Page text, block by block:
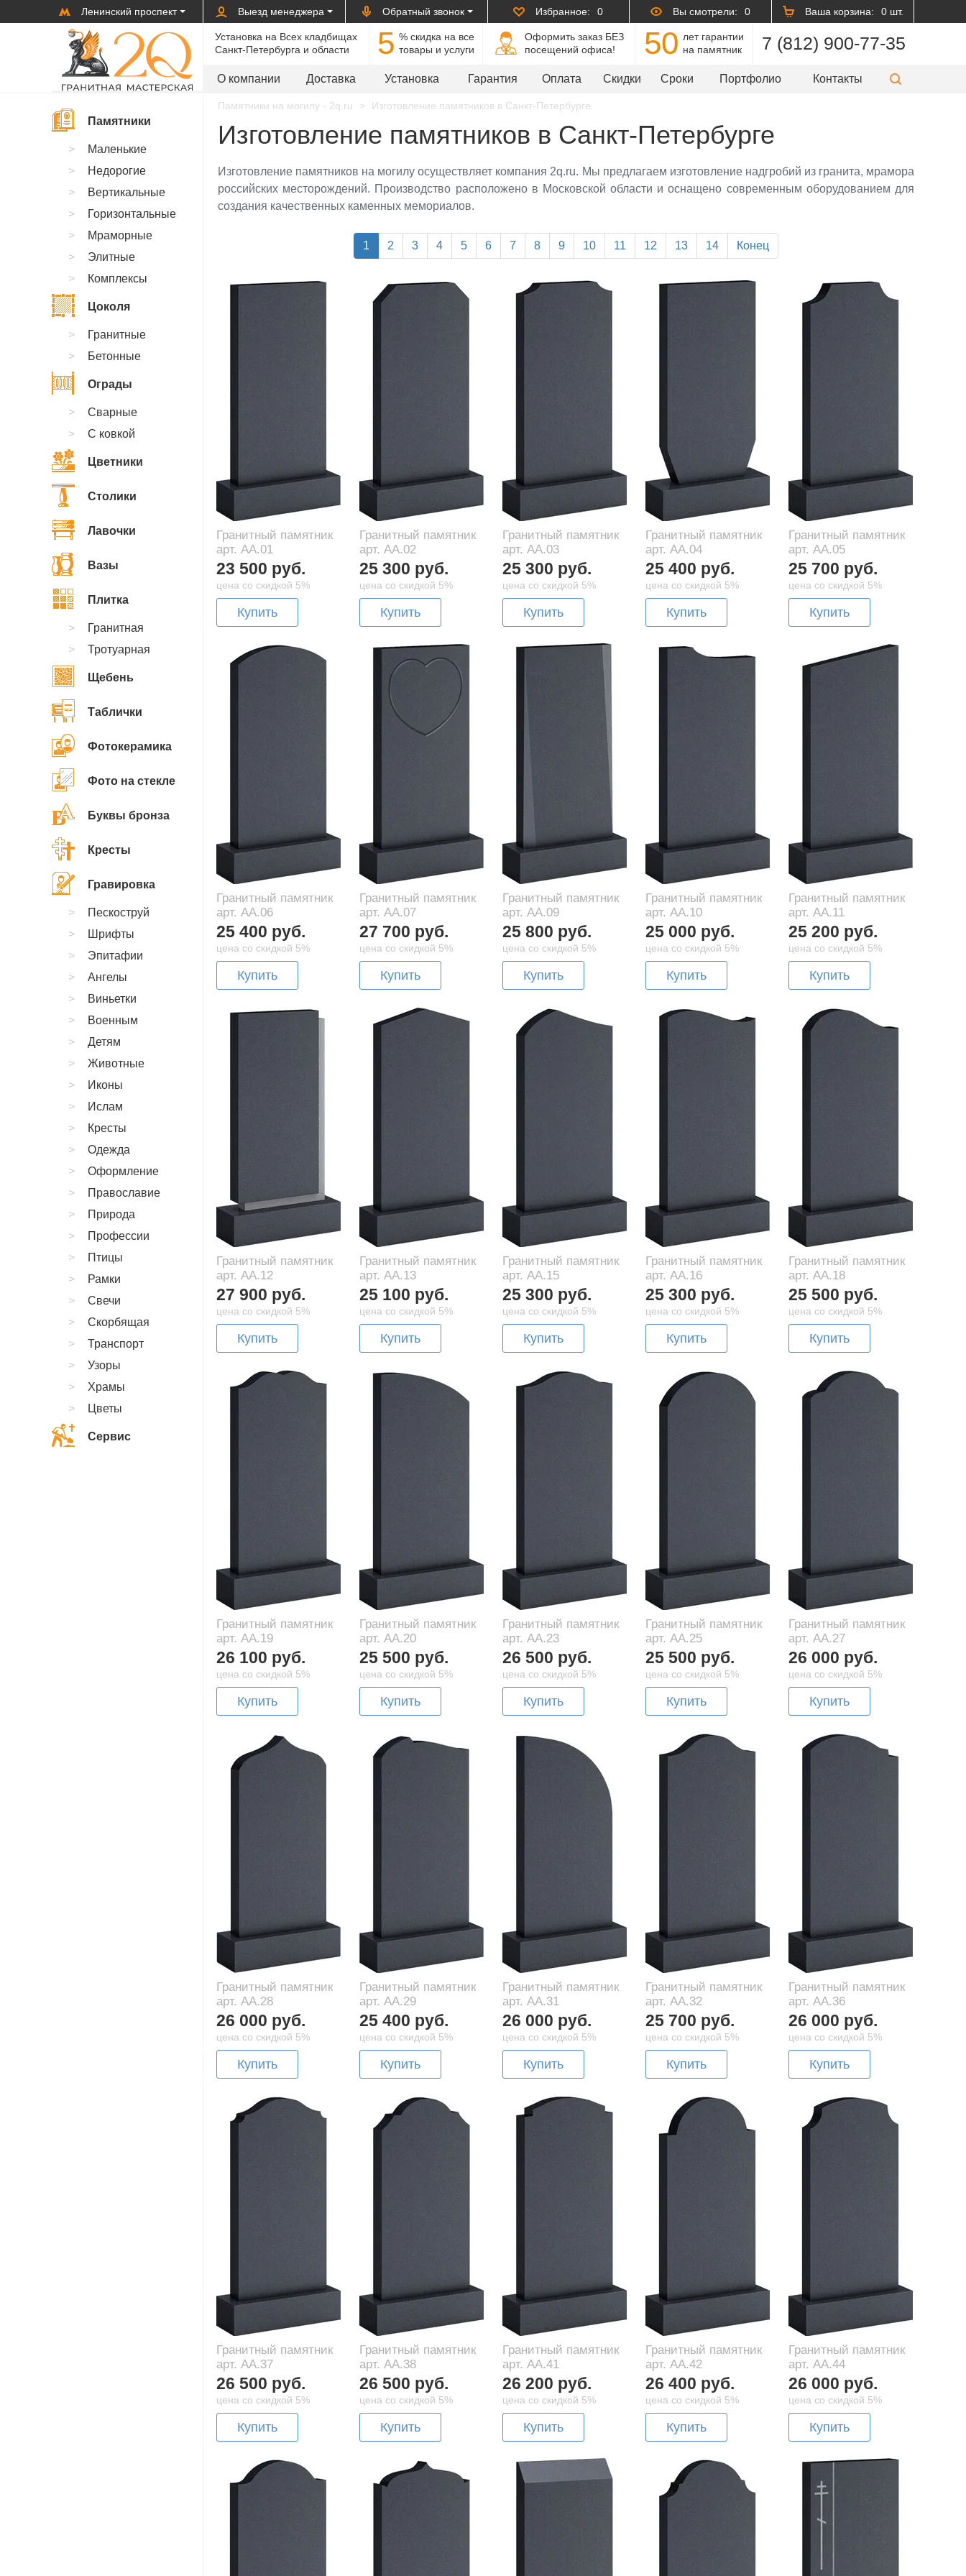
Ленинский проспект Выезд менеджера Обратный звонок Избранное: 0 Вы смотрели: 0 Ваша корзина: 0 шт.
Установка на Всех кладбищах
Санкт-Петербурга и области
5 % cкидка на все
товары и услуги
Оформить заказ БЕЗ
посещений офиса!
50 лет гарантии
на памятник
7 (812) 900-77-35
О компании Доставка Установка Гарантия Оплата Скидки Сроки Портфолио Контакты
Памятники на могилу - 2q.ru Изготовление памятников в Санкт-Петербурге
Изготовление памятников в Санкт-Петербурге
Изготовление памятников на могилу осуществляет компания 2q.ru. Мы предлагаем изготовление надгробий из гранита, мрамора
российских месторождений. Производство расположено в Московской области и оснащено современным оборудованием для
создания качественных каменных мемориалов.
1 2 3 4 5 6 7 8 9 10 11 12 13 14 Конец
Гранитный памятник
арт. AA.01
23 500 руб.
цена со скидкой 5%
Купить
Гранитный памятник
арт. AA.02
25 300 руб.
цена со скидкой 5%
Купить
Гранитный памятник
арт. AA.03
25 300 руб.
цена со скидкой 5%
Купить
Гранитный памятник
арт. AA.04
25 400 руб.
цена со скидкой 5%
Купить
Гранитный памятник
арт. AA.05
25 700 руб.
цена со скидкой 5%
Купить
Гранитный памятник
арт. AA.06
25 400 руб.
цена со скидкой 5%
Купить
Гранитный памятник
арт. AA.07
27 700 руб.
цена со скидкой 5%
Купить
Гранитный памятник
арт. AA.09
25 800 руб.
цена со скидкой 5%
Купить
Гранитный памятник
арт. AA.10
25 000 руб.
цена со скидкой 5%
Купить
Гранитный памятник
арт. AA.11
25 200 руб.
цена со скидкой 5%
Купить
Гранитный памятник
арт. AA.12
27 900 руб.
цена со скидкой 5%
Купить
Гранитный памятник
арт. AA.13
25 100 руб.
цена со скидкой 5%
Купить
Гранитный памятник
арт. AA.15
25 300 руб.
цена со скидкой 5%
Купить
Гранитный памятник
арт. AA.16
25 300 руб.
цена со скидкой 5%
Купить
Гранитный памятник
арт. AA.18
25 500 руб.
цена со скидкой 5%
Купить
Гранитный памятник
арт. AA.19
26 100 руб.
цена со скидкой 5%
Купить
Гранитный памятник
арт. AA.20
25 500 руб.
цена со скидкой 5%
Купить
Гранитный памятник
арт. AA.23
26 500 руб.
цена со скидкой 5%
Купить
Гранитный памятник
арт. AA.25
25 500 руб.
цена со скидкой 5%
Купить
Гранитный памятник
арт. AA.27
26 000 руб.
цена со скидкой 5%
Купить
Гранитный памятник
арт. AA.28
26 000 руб.
цена со скидкой 5%
Купить
Гранитный памятник
арт. AA.29
25 400 руб.
цена со скидкой 5%
Купить
Гранитный памятник
арт. AA.31
26 000 руб.
цена со скидкой 5%
Купить
Гранитный памятник
арт. AA.32
25 700 руб.
цена со скидкой 5%
Купить
Гранитный памятник
арт. AA.36
26 000 руб.
цена со скидкой 5%
Купить
Гранитный памятник
арт. AA.37
26 500 руб.
цена со скидкой 5%
Купить
Гранитный памятник
арт. AA.38
26 500 руб.
цена со скидкой 5%
Купить
Гранитный памятник
арт. AA.41
26 200 руб.
цена со скидкой 5%
Купить
Гранитный памятник
арт. AA.42
26 400 руб.
цена со скидкой 5%
Купить
Гранитный памятник
арт. AA.44
26 000 руб.
цена со скидкой 5%
Купить
Памятники
Маленькие
Недорогие
Вертикальные
Горизонтальные
Мраморные
Элитные
Комплексы
Цоколя
Гранитные
Бетонные
Ограды
Сварные
С ковкой
Цветники
Столики
Лавочки
Вазы
Плитка
Гранитная
Тротуарная
Щебень
Таблички
Фотокерамика
Фото на стекле
Буквы бронза
Кресты
Гравировка
Пескоструй
Шрифты
Эпитафии
Ангелы
Виньетки
Военным
Детям
Животные
Иконы
Ислам
Кресты
Одежда
Оформление
Православие
Природа
Профессии
Птицы
Рамки
Свечи
Скорбящая
Транспорт
Узоры
Храмы
Цветы
Сервис